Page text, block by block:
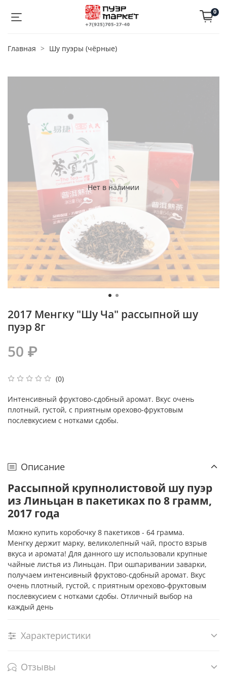
0
Главная Шу пуэры (чёрные)
Нет в наличии
2017 Менгку "Шу Ча" рассыпной шу
пуэр 8г
(0)
50 ₽
Интенсивный фруктово-сдобный аромат. Вкус очень
плотный, густой, с приятным орехово-фруктовым
послевкусием с нотками сдобы.
Описание
Рассыпной крупнолистовой шу пуэр
из Линьцан в пакетиках по 8 грамм,
2017 года
Можно купить коробочку 8 пакетиков - 64 грамма.
Менгку держит марку, великолепный чай, просто взрыв
вкуса и аромата! Для данного шу использовали крупные
чайные листья из Линьцан. При ошпаривании заварки,
получаем интенсивный фруктово-сдобный аромат. Вкус
очень плотный, густой, с приятным орехово-фруктовым
послевкусием с нотками сдобы. Отличный выбор на
каждый день
Характеристики
Отзывы